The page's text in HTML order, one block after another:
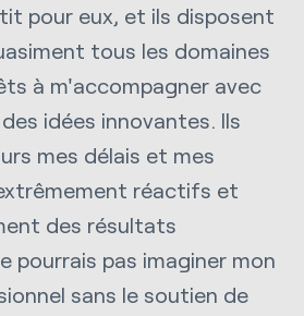
pour eux, et ils disposent
tous les domaines
à m'accompagner avec
idées innovantes. Ils
mes délais et mes
réactifs et
des résultats
pourrais pas imaginer mon
sans le soutien de